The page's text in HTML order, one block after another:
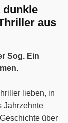
dunkle
aus
Sog. Ein
lieben, in
Jahrzehnte
über